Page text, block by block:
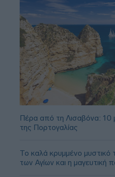
Πέρα από τη Λισαβόνα: 10
της Πορτογαλίας
Το καλά κρυμμένο μυστικό
των Αγίων και η μαγευτική